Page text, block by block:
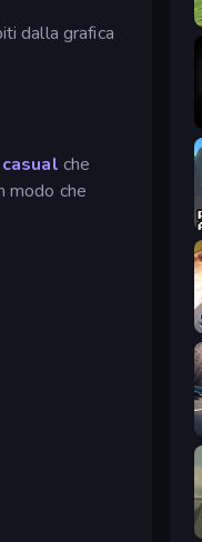
dalla grafica
che
modo che